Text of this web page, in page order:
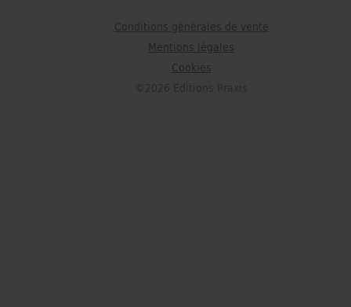
Conditions générales de vente
Mentions légales
Cookies